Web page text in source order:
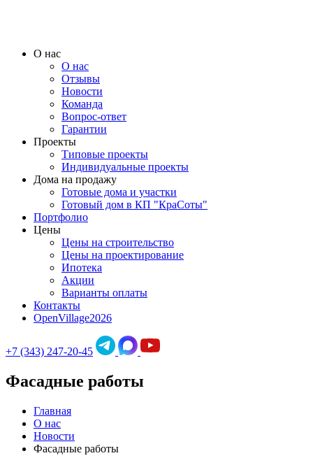
О нас
О нас
Отзывы
Новости
Команда
Вопрос-ответ
Гарантии
Проекты
Типовые проекты
Индивидуальные проекты
Дома на продажу
Готовые дома и участки
Готовый дом в КП "КраСоты"
Портфолио
Цены
Цены на строительство
Цены на проектирование
Ипотека
Акции
Варианты оплаты
Контакты
OpenVillage2026
+7 (343) 247-20-45
Фасадные работы
Главная
О нас
Новости
Фасадные работы